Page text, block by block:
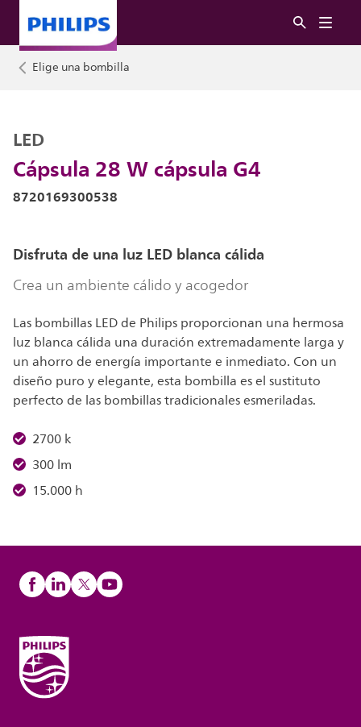
Elige una bombilla
Cápsula 28 W cápsula G4
LED
8720169300538
Disfruta de una luz LED blanca cálida
Crea un ambiente cálido y acogedor
Las bombillas LED de Philips proporcionan una hermosa
luz blanca cálida una duración extremadamente larga y
un ahorro de energía importante e inmediato. Con un
diseño puro y elegante, esta bombilla es el sustituto
perfecto de las bombillas tradicionales esmeriladas.
2700 k
300 lm
15.000 h